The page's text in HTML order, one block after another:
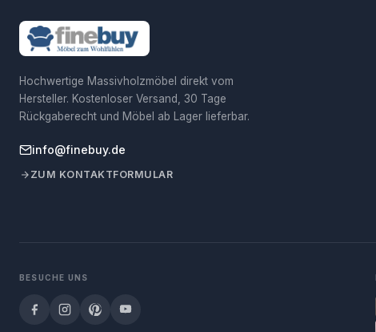
Hochwertige Massivholzmöbel direkt vom
Hersteller. Kostenloser Versand, 30 Tage
Rückgaberecht und Möbel ab Lager lieferbar.
info@finebuy.de
ZUM KONTAKTFORMULAR
BESUCHE UNS